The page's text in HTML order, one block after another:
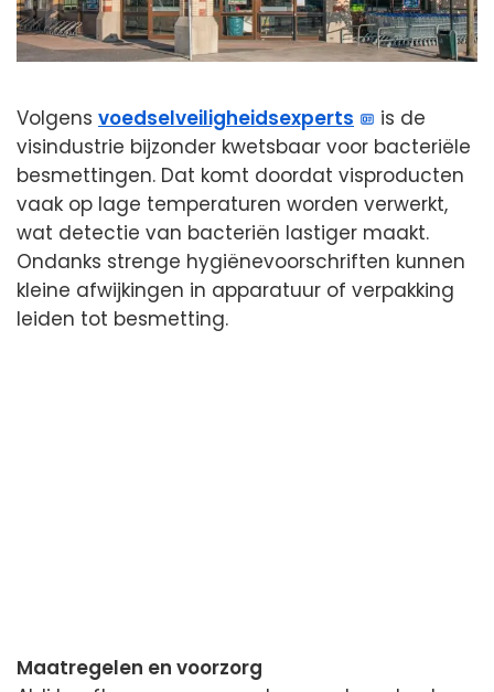
Volgens voedselveiligheidsexperts
is de
visindustrie bijzonder kwetsbaar voor bacteriële
besmettingen. Dat komt doordat visproducten
vaak op lage temperaturen worden verwerkt,
wat detectie van bacteriën lastiger maakt.
Ondanks strenge hygiënevoorschriften kunnen
kleine afwijkingen in apparatuur of verpakking
leiden tot besmetting.
Maatregelen en voorzorg